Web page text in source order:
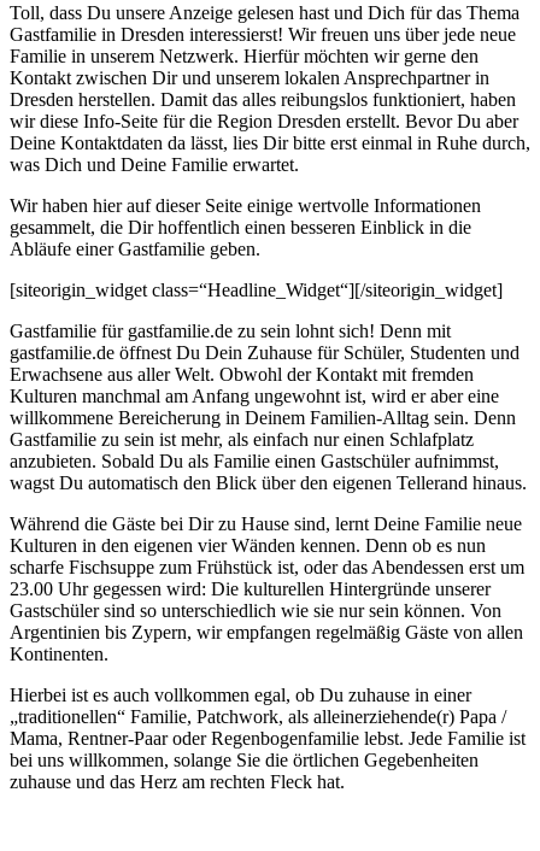
Toll, dass Du unsere Anzeige gelesen hast und Dich für das Thema
Gastfamilie in Dresden interessierst! Wir freuen uns über jede neue
Familie in unserem Netzwerk. Hierfür möchten wir gerne den
Kontakt zwischen Dir und unserem lokalen Ansprechpartner in
Dresden herstellen. Damit das alles reibungslos funktioniert, haben
wir diese Info-Seite für die Region Dresden erstellt. Bevor Du aber
Deine Kontaktdaten da lässt, lies Dir bitte erst einmal in Ruhe durch,
was Dich und Deine Familie erwartet.
Wir haben hier auf dieser Seite einige wertvolle Informationen
gesammelt, die Dir hoffentlich einen besseren Einblick in die
Abläufe einer Gastfamilie geben.
[siteorigin_widget class=“Headline_Widget“][/siteorigin_widget]
Gastfamilie für gastfamilie.de zu sein lohnt sich! Denn mit
gastfamilie.de öffnest Du Dein Zuhause für Schüler, Studenten und
Erwachsene aus aller Welt. Obwohl der Kontakt mit fremden
Kulturen manchmal am Anfang ungewohnt ist, wird er aber eine
willkommene Bereicherung in Deinem Familien-Alltag sein. Denn
Gastfamilie zu sein ist mehr, als einfach nur einen Schlafplatz
anzubieten. Sobald Du als Familie einen Gastschüler aufnimmst,
wagst Du automatisch den Blick über den eigenen Tellerand hinaus.
Während die Gäste bei Dir zu Hause sind, lernt Deine Familie neue
Kulturen in den eigenen vier Wänden kennen. Denn ob es nun
scharfe Fischsuppe zum Frühstück ist, oder das Abendessen erst um
23.00 Uhr gegessen wird: Die kulturellen Hintergründe unserer
Gastschüler sind so unterschiedlich wie sie nur sein können. Von
Argentinien bis Zypern, wir empfangen regelmäßig Gäste von allen
Kontinenten.
Hierbei ist es auch vollkommen egal, ob Du zuhause in einer
„traditionellen“ Familie, Patchwork, als alleinerziehende(r) Papa /
Mama, Rentner-Paar oder Regenbogenfamilie lebst. Jede Familie ist
bei uns willkommen, solange Sie die örtlichen Gegebenheiten
zuhause und das Herz am rechten Fleck hat.